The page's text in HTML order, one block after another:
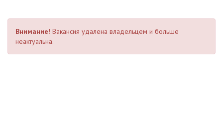
Внимание! Вакансия удалена владельцем и больше
неактуальна.